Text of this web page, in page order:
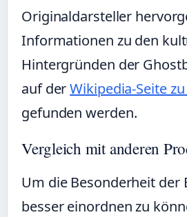
Originaldarsteller
Informationen zu den
Hintergründen der
auf derWikipedia-Seite
gefunden werden.
Vergleich mit anderen
Um die Besonderheit der
besser einordnen zu